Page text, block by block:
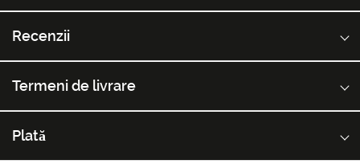
Recenzii
Termeni de livrare
Plată